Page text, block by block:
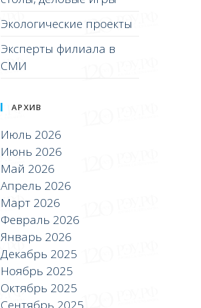
Экологические проекты
Эксперты филиала в
СМИ
АРХИВ
Июль 2026
Июнь 2026
Май 2026
Апрель 2026
Март 2026
Февраль 2026
Январь 2026
Декабрь 2025
Ноябрь 2025
Октябрь 2025
Сентябрь 2025